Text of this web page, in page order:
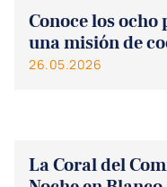
Conoce los
una misión de
26.05.2026
La Coral del